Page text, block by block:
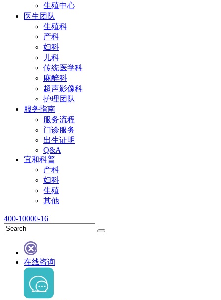
生殖中心
医生团队
生殖科
产科
妇科
儿科
传统医学科
麻醉科
超声影像科
护理团队
服务指南
服务流程
门诊服务
出生证明
Q&A
宜和科普
产科
妇科
生殖
其他
400-10000-16
在线咨询